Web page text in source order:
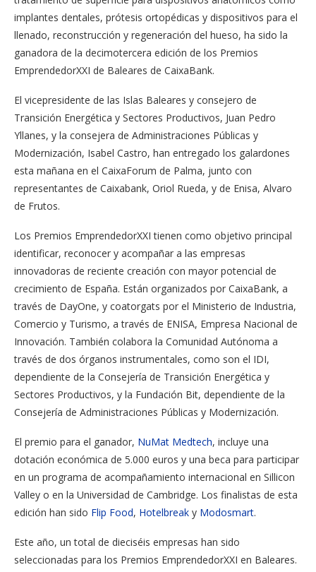
implantes dentales, prótesis ortopédicas y dispositivos para el
llenado, reconstrucción y regeneración del hueso, ha sido la
ganadora de la decimotercera edición de los Premios
EmprendedorXXI de Baleares de CaixaBank.
El vicepresidente de las Islas Baleares y consejero de
Transición Energética y Sectores Productivos, Juan Pedro
Yllanes, y la consejera de Administraciones Públicas y
Modernización, Isabel Castro, han entregado los galardones
esta mañana en el CaixaForum de Palma, junto con
representantes de Caixabank, Oriol Rueda, y de Enisa, Alvaro
de Frutos.
Los Premios EmprendedorXXI tienen como objetivo principal
identificar, reconocer y acompañar a las empresas
innovadoras de reciente creación con mayor potencial de
crecimiento de España. Están organizados por CaixaBank, a
través de DayOne, y coatorgats por el Ministerio de Industria,
Comercio y Turismo, a través de ENISA, Empresa Nacional de
Innovación. También colabora la Comunidad Autónoma a
través de dos órganos instrumentales, como son el IDI,
dependiente de la Consejería de Transición Energética y
Sectores Productivos, y la Fundación Bit, dependiente de la
Consejería de Administraciones Públicas y Modernización.
El premio para el ganador, NuMat Medtech, incluye una
dotación económica de 5.000 euros y una beca para participar
en un programa de acompañamiento internacional en Sillicon
Valley o en la Universidad de Cambridge. Los finalistas de esta
edición han sido Flip Food, Hotelbreak y Modosmart.
Este año, un total de dieciséis empresas han sido
seleccionadas para los Premios EmprendedorXXI en Baleares.